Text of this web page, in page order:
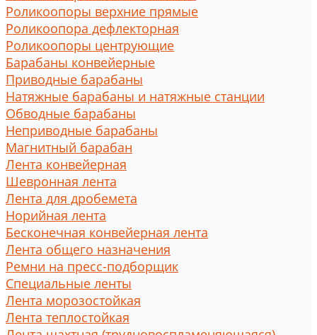
Роликоопоры верхние прямые
Роликоопора дефлекторная
Роликоопоры центрующие
Барабаны конвейерные
Приводные барабаны
Натяжные барабаны и натяжные станции
Обводные барабаны
Неприводные барабаны
Магнитный барабан
Лента конвейерная
Шевронная лента
Лента для дробемета
Норийная лента
Бесконечная конвейерная лента
Лента общего назначения
Ремни на пресс-подборщик
Специальные ленты
Лента морозостойкая
Лента теплостойкая